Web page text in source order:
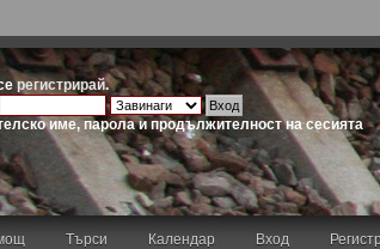
регистрирай.
име, парола и продължителност на сесията
Търси Календар Вход